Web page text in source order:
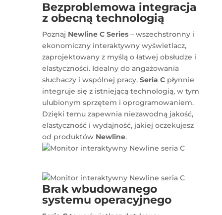
Bezproblemowa integracja
z obecną technologią
Poznaj Newline C Series – wszechstronny i
ekonomiczny interaktywny wyświetlacz,
zaprojektowany z myślą o łatwej obsłudze i
elastyczności. Idealny do angażowania
słuchaczy i wspólnej pracy,Seria C płynnie
integruje się z istniejącą technologią, w tym
ulubionym sprzętem i oprogramowaniem.
Dzięki temu zapewnia niezawodną jakość,
elastyczność i wydajność, jakiej oczekujesz
od produktów Newline.
Brak wbudowanego
systemu operacyjnego